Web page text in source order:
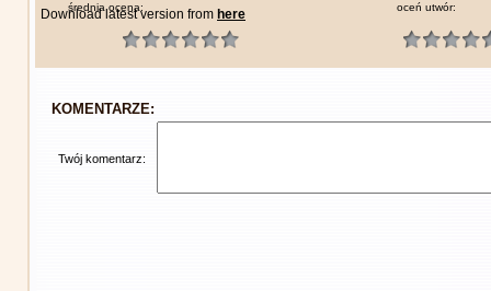
Download latest version from here
średnia ocena: oceń utwór:
KOMENTARZE:
Twój komentarz: